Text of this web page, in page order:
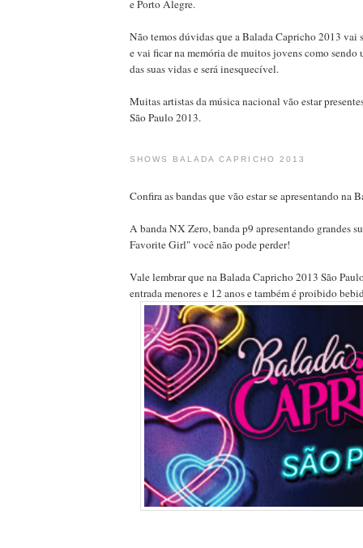
e Porto Alegre.
Não temos dúvidas que a Balada Capricho 2013 vai
e vai ficar na memória de muitos jovens como sendo
das suas vidas e será inesquecível.
Muitas artistas da música nacional vão estar
São Paulo 2013.
SHOWS BALADA CAPRICHO 2013
Confira as bandas que vão estar se apresentando na
A banda NX Zero, banda p9 apresentando grandes
Favorite Girl" você não pode perder!
Vale lembrar que na Balada Capricho 2013 São
entrada menores e 12 anos e também é proibido